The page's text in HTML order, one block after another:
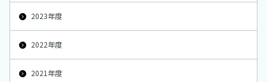
2023年度
2022年度
2021年度